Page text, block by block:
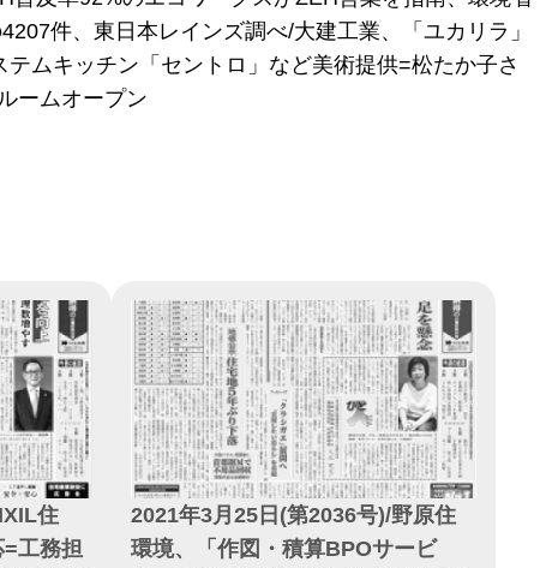
件、東日本レインズ調べ/大建工業、「ユカリラ」
ムキッチン「セントロ」など美術提供=松たか子さ
ームオープン
住
工務担
2021年3月25日(第2036号)/野原住
環境、「作図・積算BPOサービ